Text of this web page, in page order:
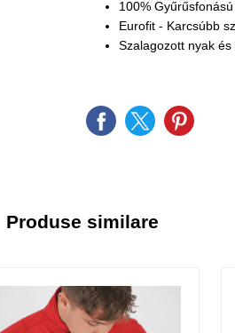
100%
Eurofit - Karcsúbb
Szalagozott nyak és
Produse similare